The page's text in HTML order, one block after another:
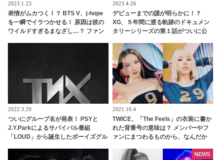
2023.1.23
表情がムカつく！？ BTS V、j-hope
を一瞬でイラつかせる！ 原因は彼の
ワイルドすぎるまなざし…？ ファン
2023.4.26
デビューまでの謎が明らかに！？
XG、５年間に渡る軌跡のドキュメン
タリーシリーズの第１話がついに公
2022.3.29
ついにグループ名が発表！ PSYと
J.Y.Parkによるサバイバル番組
「LOUD」から誕生したボーイズグル
2021.10.4
TWICE、「The Feels」の衣装に書か
れた背番号の意味は？ メンバーやフ
ァンにまつわるものから、なんだか
なるその意味とは？
NEWS